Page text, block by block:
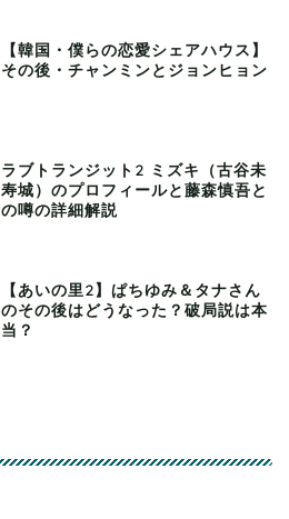
【韓国・僕らの恋愛シェアハウス】
その後・チャンミンとジョンヒョン
ラブトランジット2 ミズキ（古谷未
寿城）のプロフィールと藤森慎吾と
の噂の詳細解説
【あいの里2】ぱちゆみ＆タナさん
のその後はどうなった？破局説は本
当？